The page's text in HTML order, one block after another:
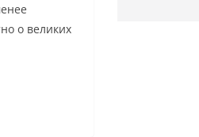
о великих